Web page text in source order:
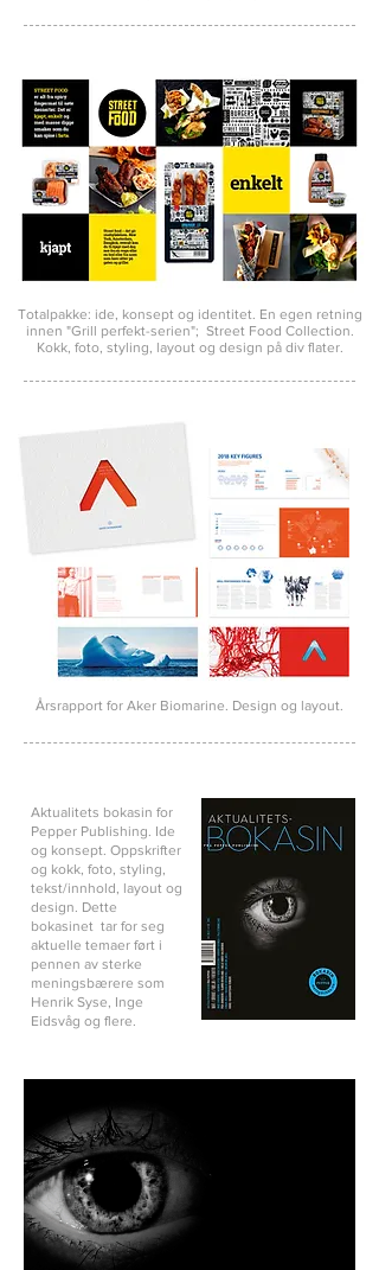
Totalpakke: ide, konsept og identitet. En egen retning
innen "Grill perfekt-serien"; Street Food Collection.
Kokk, foto, styling, layout og design på div flater.
Årsrapport for Aker Biomarine. Design og layout.
Aktualitets bokasin for
Pepper Publishing. Ide
og konsept. Oppskrifter
og kokk, foto, styling,
tekst/innhold, layout og
design. Dette
bokasinet tar for seg
aktuelle temaer ført i
pennen av sterke
meningsbærere som
Henrik Syse, Inge
Eidsvåg og flere.